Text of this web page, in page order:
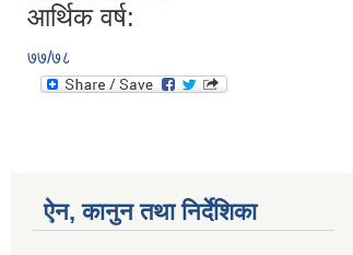
आर्थिक वर्ष:
७७/७८
ऐन, कानुन तथा निर्देशिका